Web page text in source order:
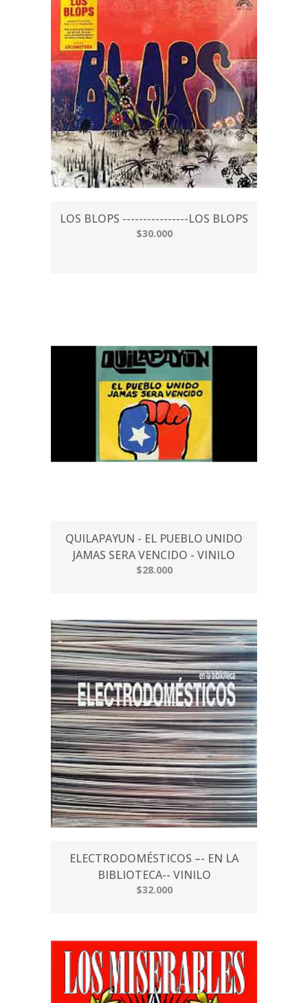
LOS BLOPS ----------------LOS BLOPS
$30.000
QUILAPAYUN - EL PUEBLO UNIDO
JAMAS SERA VENCIDO - VINILO
$28.000
ELECTRODOMÉSTICOS –- EN LA
BIBLIOTECA-- VINILO
$32.000